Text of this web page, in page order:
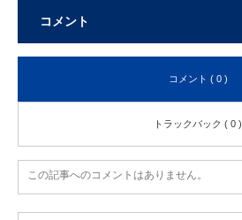
コメント
コメント ( 0 )
トラックバック ( 0 )
この記事へのコメントはありません。